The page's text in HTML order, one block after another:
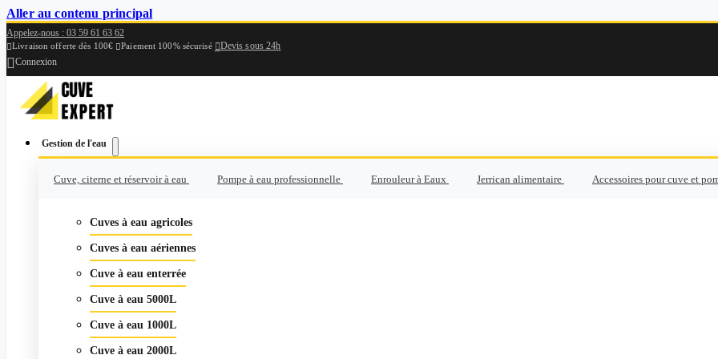
Aller au contenu principal
Appelez-nous : 03 59 61 63 62
Livraison offerte dès 100€ Paiement 100% sécurisé Devis sous 24h
Connexion
Gestion de l'eau
Cuve, citerne et réservoir à eau Pompe à eau professionnelle Enrouleur à Eaux Jerrican alimentaire Accessoires pour cuve et
Cuves à eau agricoles
Cuves à eau aériennes
Cuve à eau enterrée
Cuve à eau 5000L
Cuve à eau 1000L
Cuve à eau 2000L